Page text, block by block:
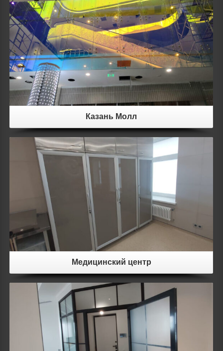
Details
Казань Молл
Details
Медицинский центр
Details